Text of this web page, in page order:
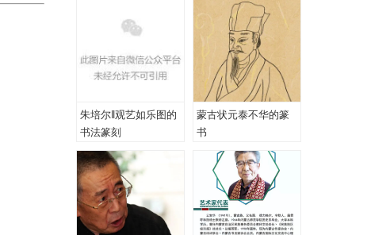
朱培尔‖观艺如乐图的
书法篆刻
蒙古状元泰不华的篆
书